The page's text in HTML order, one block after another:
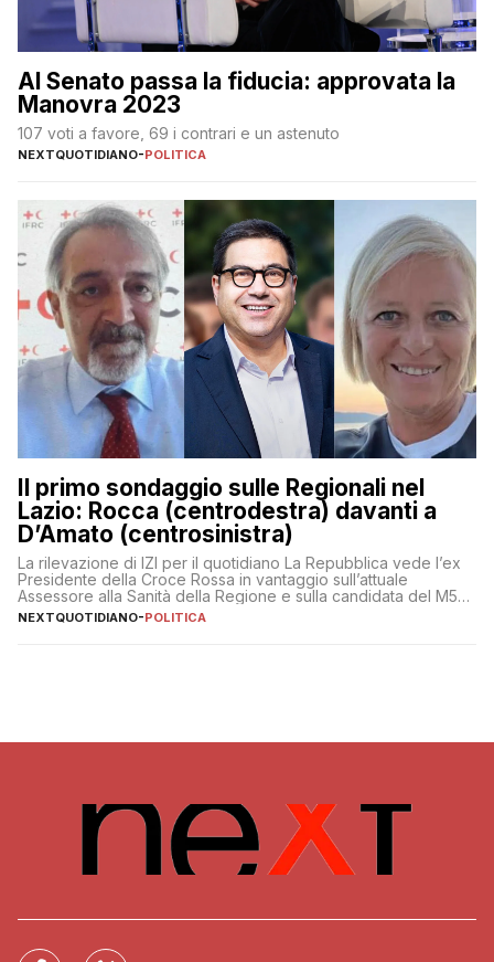
Al Senato passa la fiducia: approvata la
Manovra 2023
107 voti a favore, 69 i contrari e un astenuto
NEXTQUOTIDIANO-POLITICA
Il primo sondaggio sulle Regionali nel
Lazio: Rocca (centrodestra) davanti a
D’Amato (centrosinistra)
La rilevazione di IZI per il quotidiano La Repubblica vede l’ex
Presidente della Croce Rossa in vantaggio sull’attuale
Assessore alla Sanità della Regione e sulla candidata del M5S
Donatella Bianchi
NEXTQUOTIDIANO-POLITICA